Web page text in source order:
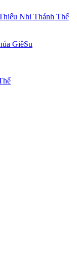
Nhi Thánh Thể
GiêSu